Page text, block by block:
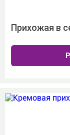
Прихожая в